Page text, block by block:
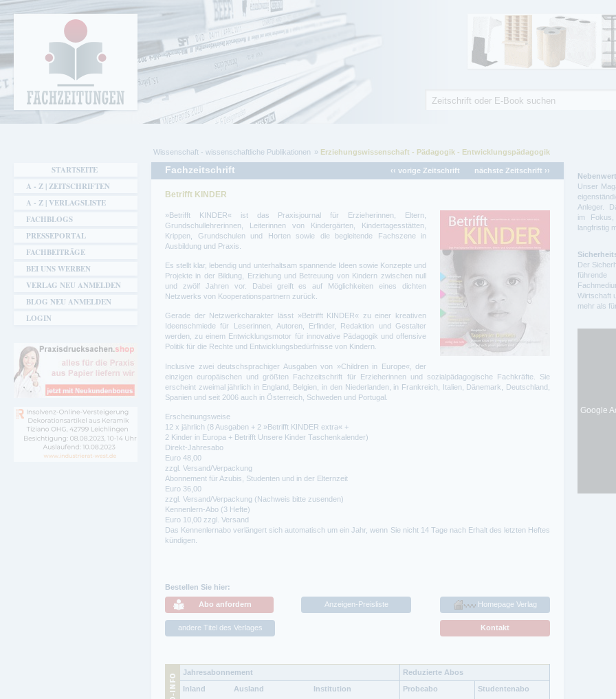
Fachzeitungen.de - Das unabhängige Portal
für Fachmagazine Fachpublikationen &
eBooks
Sie sind hier
Wissenschaft - wissenschaftliche Publikationen Erziehungswissenschaft - Pädagogik - Entwicklungspädagogik
Fachzeitschrift ‹‹ vorige Zeitschrift nächste Zeitschrift ››
Betrifft KINDER
»Betrifft KINDER« ist das Praxisjournal für Erzieherinnen, Eltern,
Grundschullehrerinnen, Leiterinnen von Kindergärten, Kindertagesstätten,
Krippen, Grundschulen und Horten sowie die begleitende Fachszene in
Ausbildung und Praxis.
Es stellt klar, lebendig und unterhaltsam spannende Ideen sowie Konzepte und
Projekte in der Bildung, Erziehung und Betreuung von Kindern zwischen null
und zwölf Jahren vor. Dabei greift es auf Möglichkeiten eines dichten
Netzwerks von Kooperationspartnern zurück.
Gerade der Netzwerkcharakter lässt »Betrifft KINDER« zu einer kreativen
Ideenschmiede für Leserinnen, Autoren, Erfinder, Redaktion und Gestalter
werden, zu einem Entwicklungsmotor für innovative Pädagogik und offensive
Politik für die Rechte und Entwicklungsbedürfnisse von Kindern.
Inclusive zwei deutschsprachiger Ausgaben von »Children in Europe«, der
einzigen europäischen und größten Fachzeitschrift für Erzieherinnen und sozialpädagogische Fachkräfte. Sie
erscheint zweimal jährlich in England, Belgien, in den Niederlanden, in Frankreich, Italien, Dänemark, Deutschland,
Spanien und seit 2006 auch in Österreich, Schweden und Portugal.
Erscheinungsweise
12 x jährlich (8 Ausgaben + 2 »Betrifft KINDER extra« +
2 Kinder in Europa + Betrifft Unsere Kinder Taschenkalender)
Direkt-Jahresabo
Euro 48,00
zzgl. Versand/Verpackung
Abonnement für Azubis, Studenten und in der Elternzeit
Euro 36,00
zzgl. Versand/Verpackung (Nachweis bitte zusenden)
Kennenlern-Abo (3 Hefte)
Euro 10,00 zzgl. Versand
Das Kennenlernabo verlängert sich automatisch um ein Jahr, wenn Sie nicht 14 Tage nach Erhalt des letzten Heftes
kündigen.
Bestellen Sie hier:
Abo anfordern Homepage Verlag
Anzeigen-Preisliste
andere Titel des Verlages Kontakt
Jahresabonnement
Reduzierte Abos
Inland
Ausland Institution Probeabo
Studentenabo
STARTSEITE
A - Z | ZEITSCHRIFTEN
A - Z | VERLAGSLISTE
FACHBLOGS
PRESSEPORTAL
FACHBEITRÄGE
BEI UNS WERBEN
VERLAG NEU ANMELDEN
BLOG NEU ANMELDEN
LOGIN
Unser
Anleger.
im
langfristig
Der
führende
Wirtschaft
mehr als
Google